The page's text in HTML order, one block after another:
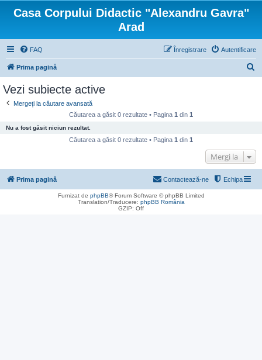
Casa Corpului Didactic "Alexandru Gavra"
Arad
FAQ Autentificare
Înregistrare
Prima pagină
e
Vezi subiecte active
Mergeți la căutare avansată
Căutarea a găsit 0 rezultate • Pagina 1 din 1
Nu a fost găsit niciun rezultat.
Căutarea a găsit 0 rezultate • Pagina 1 din 1
Mergi la
Prima pagină Echipa
Contactează-ne
Furnizat de phpBB® Forum Software © phpBB Limited
Translation/Traducere: phpBB România
GZIP: Off